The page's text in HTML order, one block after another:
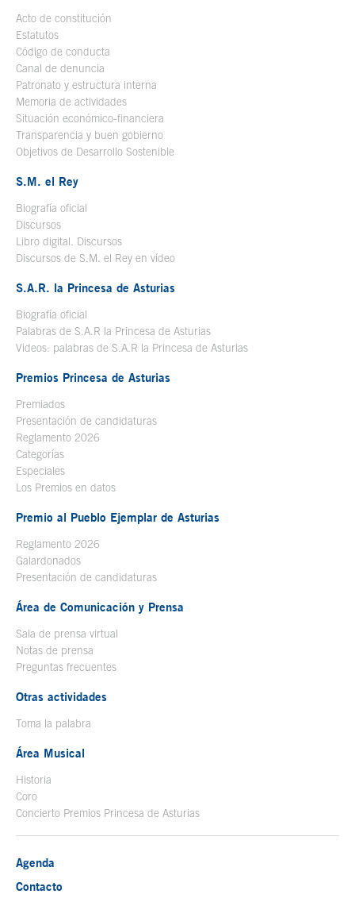
Acto de constitución
Estatutos
Código de conducta
Canal de denuncia
Patronato y estructura interna
Memoria de actividades
Situación económico-financiera
Transparencia y buen gobierno
Objetivos de Desarrollo Sostenible
S.M. el Rey
Biografía oficial
Discursos
Libro digital. Discursos
Discursos de S.M. el Rey en vídeo
S.A.R. la Princesa de Asturias
Biografía oficial
Palabras de S.A.R la Princesa de Asturias
Videos: palabras de S.A.R la Princesa de Asturias
Premios Princesa de Asturias
Premiados
Presentación de candidaturas
Reglamento 2026
Categorías
Especiales
Los Premios en datos
Premio al Pueblo Ejemplar de Asturias
Reglamento 2026
Galardonados
Presentación de candidaturas
Área de Comunicación y Prensa
Sala de prensa virtual
Notas de prensa
Preguntas frecuentes
Otras actividades
Toma la palabra
Área Musical
Historia
Coro
Concierto Premios Princesa de Asturias
Agenda
Contacto